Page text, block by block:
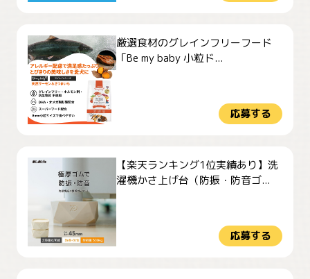
厳選食材のグレインフリーフード
「Be my baby 小粒ド...
応募する
【楽天ランキング1位実績あり】洗
濯機かさ上げ台（防振・防音ゴ...
応募する